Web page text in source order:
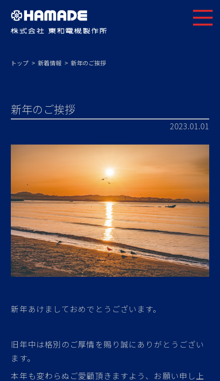
トップ 新着情報 新年のご挨拶
新年のご挨拶
2023.01.01
新年あけましておめでとうございます。
旧年中は格別のご厚情を賜り誠にありがとうござい
ます。
本年も変わらぬご愛顧頂きますよう、お願い申し上